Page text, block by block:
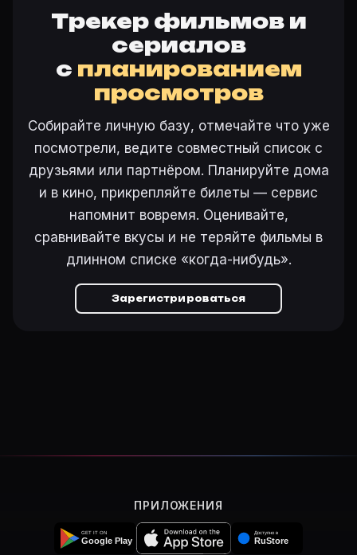
Трекер фильмов и
сериалов
с планированием
просмотров
Собирайте личную базу, отмечайте что уже
посмотрели, ведите совместный список с
друзьями или партнёром. Планируйте дома
и в кино, прикрепляйте билеты — сервис
напомнит вовремя. Оценивайте,
сравнивайте вкусы и не теряйте фильмы в
длинном списке «когда-нибудь».
Зарегистрироваться
ПРИЛОЖЕНИЯ